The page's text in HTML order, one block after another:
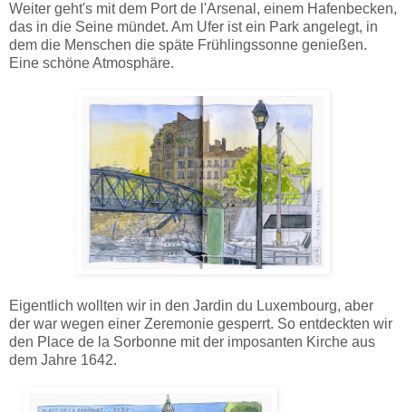
Weiter geht's mit dem Port de l'Arsenal, einem Hafenbecken,
das in die Seine mündet. Am Ufer ist ein Park angelegt, in
dem die Menschen die späte Frühlingssonne genießen.
Eine schöne Atmosphäre.
Eigentlich wollten wir in den Jardin du Luxembourg, aber
der war wegen einer Zeremonie gesperrt. So entdeckten wir
den Place de la Sorbonne mit der imposanten Kirche aus
dem Jahre 1642.